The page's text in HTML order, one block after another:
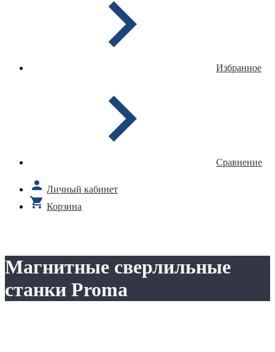
Избранное
Сравнение
Личный кабинет
Корзина
Магнитные сверлильные
станки Proma